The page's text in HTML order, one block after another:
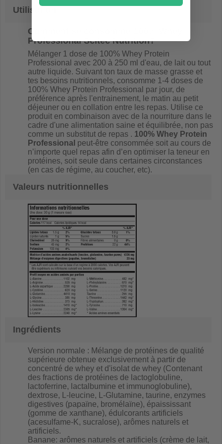
Utilisation
Comment se consomme
Professional Scitec Nutrition?
Mélanger 1 dose de 100% Whey Protein
Professional avec 200 à 250 ml d'eau, de lait ou tout
autre liquide. Suivant ton taux de masse grasse et
tes besoins nutritionnels, consomme 1-4 doses de
100% Whey Protein Professional par jour, de
préférence après l'entrainement, le matin au petit
déjeuner ou en collation entre les repas. Utilise ce
produit en combinaison avec de la nourriture dans le
cadre d'une alimentation saine et équilibrée, non pas
comme un substitut de repas . 100% Whey Protein
Professional peut-être consommée soit au cours de
n’importe quel repas afin d’en optimiser la teneur en
protéines, soit seule dans certaines circonstances
(en cas de régime, au coucher, etc).
Valeurs nutritionnelles
Ingrédients
Version normale : Mélange de protéines de qualité
supérieure obtenue exclusivement à partir de
concentré de whey et d'isolat de whey (Contenant
des fractions de protéines de lactoglobuline,
lactoferrine, lactalbumine et immunoglobuline),
dextrose, L-leucine, L-Glutamine, taurine, enzymes
digestives (papaïne, bromélaïne), épaississant
(gomme de xanthane), édulcorants artificiels
(acesulfame-K, sucralose), arômes naturels et
artificiels.
Banane: arômes naturels et artificiels (crème de lait,